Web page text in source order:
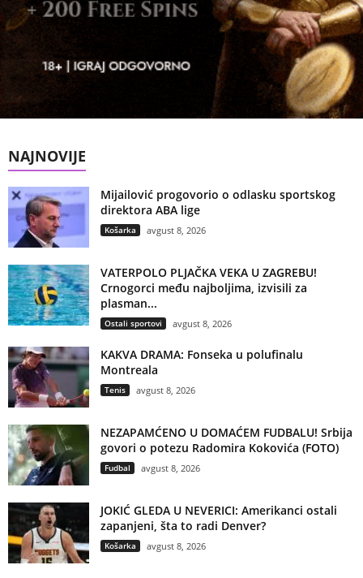
NAJNOVIJE
Mijailović progovorio o odlasku sportskog
direktora ABA lige
Košarka avgust 8, 2026
VATERPOLO PLJAČKA VEKA U ZAGREBU!
Crnogorci među najboljima, izvisili za
plasman...
Ostali sportovi avgust 8, 2026
KAKVA DRAMA: Fonseka u polufinalu
Montreala
Tenis avgust 8, 2026
NEZAPAMĆENO U DOMAĆEM FUDBALU! Srbija
govori o potezu Radomira Kokovića (FOTO)
Fudbal avgust 8, 2026
JOKIĆ GLEDA U NEVERICI: Amerikanci ostali
zapanjeni, šta to radi Denver?
Košarka avgust 8, 2026